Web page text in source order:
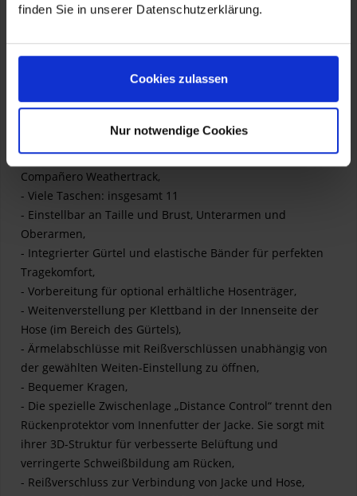
finden Sie in unserer Datenschutzerklärung.
Cookies zulassen
Nur notwendige Cookies
Schultern und Ellbogen), CORDURA® Air,
passive Sicherheit,
- Verstärkungen aus Kunstleder an den Knieinnenseiten,
- Innenfutter aus Netzgewebe (antibakteriell behandelt),
- Maximale Belüftung durch den Einsatz zusätzlicher
- Reißverschlüsse zum Zusammenfügen der wasser- und
winddichten sowie atmungsaktiven Außenjacke
Compañero Weathertrack,
- Viele Taschen: insgesamt 11
- Einstellbar an Taille und Brust, Unterarmen und
Oberarmen,
- Integrierter Gürtel und elastische Bänder für perfekten
Tragekomfort,
- Vorbereitung für optional erhältliche Hosenträger,
- Weitenverstellung per Klettband in der Innenseite der
Hose (im Bereich des Gürtels),
- Ärmelabschlüsse mit Reißverschlüssen unabhängig von
der gewählten Weiten-Einstellung zu öffnen,
- Bequemer Kragen,
- Die spezielle Zwischenlage „Distance Control“ trennt den
Rückenprotektor vom Innenfutter der Jacke. Sie sorgt mit
ihrer 3D-Struktur für verbesserte Belüftung und
verringerte Schweißbildung am Rücken,
- Reißverschluss zur Verbindung von Jacke und Hose,